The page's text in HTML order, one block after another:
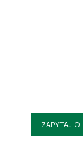
ZAPYTAJ O